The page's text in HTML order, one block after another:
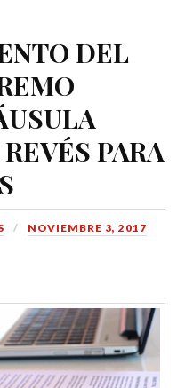
DEL
PARA
NOVIEMBRE 3, 2017